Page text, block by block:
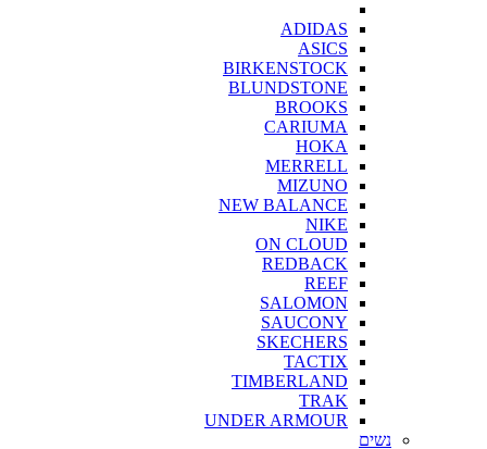
ADIDAS
ASICS
BIRKENSTOCK
BLUNDSTONE
BROOKS
CARIUMA
HOKA
MERRELL
MIZUNO
NEW BALANCE
NIKE
ON CLOUD
REDBACK
REEF
SALOMON
SAUCONY
SKECHERS
TACTIX
TIMBERLAND
TRAK
UNDER ARMOUR
נשים